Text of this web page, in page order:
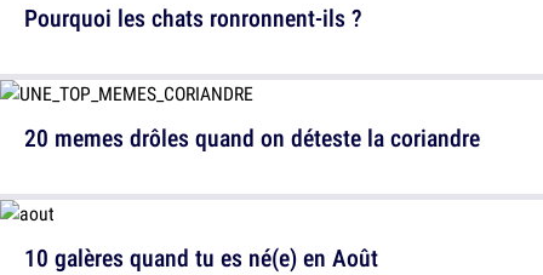
20 memes drôles quand on déteste la coriandre
Pourquoi les chats ronronnent-ils ?
10 galères quand tu es né(e) en Août